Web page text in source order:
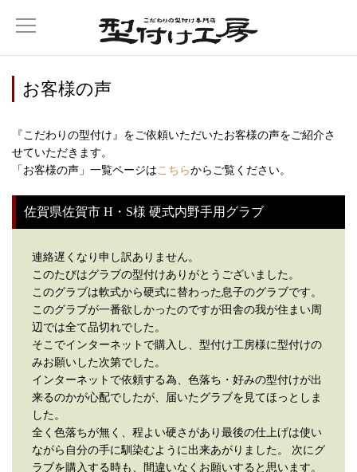
お客様の声
『こだわりの型付け』をご依頼いただいたお客様の声をご紹介さ
せていただきます。
「お客様の声」一覧ページはこちらからご覧ください。
佐賀県佐賀市 H・S様 硬式内野手用グラブ
連絡遅くなり申し訳ありません。
このたびはグラブの型付けありがとうございました。
このグラブは軟式から硬式に替わった息子のグラブです。
このグラブが一番欲しかったのですが田舎の我が住まい周
辺では全て品切れでした。
そこでインターネットで購入し、型付け工房様に型付けの
みお願いした次第でした。
インターネットで依頼する為、色落ち・好みの型付けが出
来るのかが心配でしたが、届いたグラブを見てほっとしま
した。
全く色落ちが無く、程よい硬さがあり最後の仕上げは使い
ながら自分の手に馴染むように出来あがりました。 次にグ
ラブを購入する時も、間違いなくお願いすると思います。